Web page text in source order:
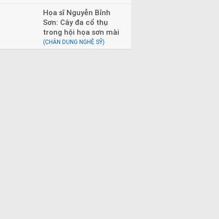
Họa sĩ Nguyễn Bỉnh
Sơn: Cây đa cổ thụ
trong hội họa sơn mài
(CHÂN DUNG NGHỆ SỸ)